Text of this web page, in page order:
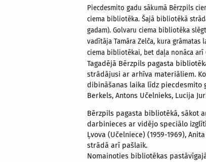
Piecdesmito gadu sākumā Bērzpils
ciema bibliotēka. Šajā bibliotēkā
gadam). Golvaru ciema bibliotēka
vadītāja Tamāra Zelča, kura
ciema bibliotēkai, bet daļa nonāca
Tagadējā Bērzpils pagasta
strādājusi ar arhīva materiāliem.
dibināšanas laika līdz piecdesmito
Berkels, Antons Učelnieks, Lucija
Bērzpils pagasta bibliotēkā, sākot
darbinieces ar vidējo speciālo
Ļvova (Učelniece) (1959-1969),
strādā arī pašlaik.
Nomainoties bibliotēkas